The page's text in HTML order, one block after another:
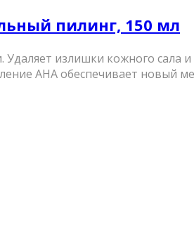
пилинг, 150 мл
излишки кожного сала
АНА обеспечивает новый